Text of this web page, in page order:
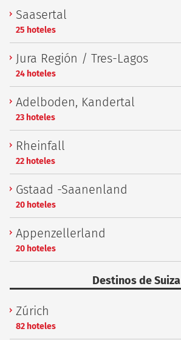
Saasertal
25 hoteles
Jura Región / Tres-Lagos
24 hoteles
Adelboden, Kandertal
23 hoteles
Rheinfall
22 hoteles
Gstaad -Saanenland
20 hoteles
Appenzellerland
20 hoteles
Destinos de Suiza
Zúrich
82 hoteles